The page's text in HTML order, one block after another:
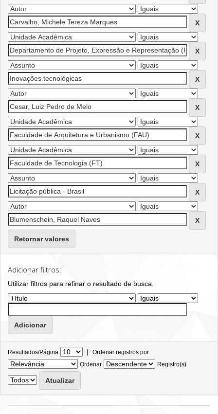
Retornar valores
Adicionar filtros:
Utilizar filtros para refinar o resultado de busca.
Resultados/Página | Ordenar registros por
Ordenar
Registro(s)